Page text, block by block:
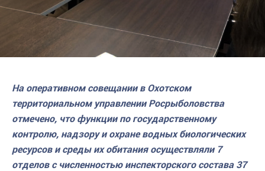
На оперативном совещании в Охотском
территориальном управлении Росрыболовства
отмечено, что функции по государственному
контролю, надзору и охране водных биологических
ресурсов и среды их обитания осуществляли 7
отделов с численностью инспекторского состава 37